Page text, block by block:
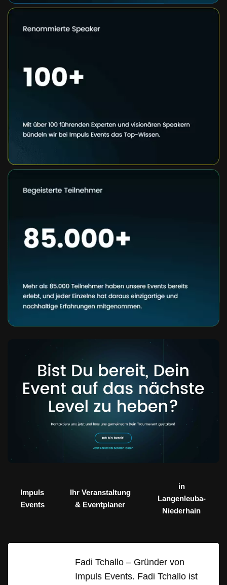
Impuls
Events
Ihr Veranstaltung
& Eventplaner
in
Langenleuba-
Niederhain
Fadi Tchallo – Gründer von
Impuls Events. Fadi Tchallo ist